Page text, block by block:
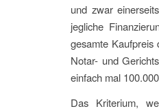
und zwar
jegliche
gesamte Kaufpreis
Notar- und
einfach mal
Das Kriterium,